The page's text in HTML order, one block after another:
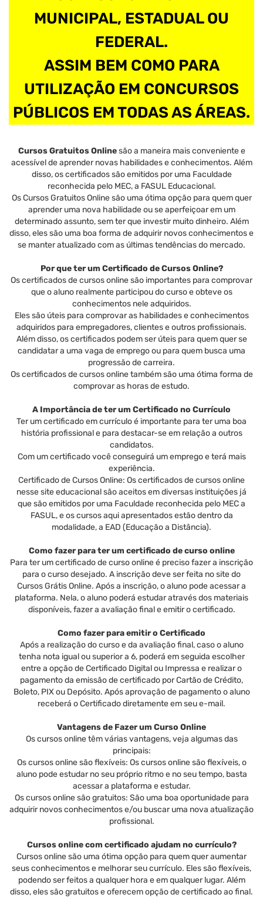
MUNICIPAL, ESTADUAL OU
FEDERAL.
ASSIM BEM COMO PARA
UTILIZAÇÃO EM CONCURSOS
PÚBLICOS EM TODAS AS ÁREAS.
Cursos Gratuitos Onlinesão a maneira mais conveniente e
acessível de aprender novas habilidades e conhecimentos. Além
disso, os certificados são emitidos por uma Faculdade
reconhecida pelo MEC, a FASUL Educacional.
Os Cursos Gratuitos Online são uma ótima opção para quem quer
aprender uma nova habilidade ou se aperfeiçoar em um
determinado assunto, sem ter que investir muito dinheiro. Além
disso, eles são uma boa forma de adquirir novos conhecimentos e
se manter atualizado com as últimas tendências do mercado.
Por que ter um Certificado de Cursos Online?
Os certificados de cursos online são importantes para comprovar
que o aluno realmente participou do curso e obteve os
conhecimentos nele adquiridos.
Eles são úteis para comprovar as habilidades e conhecimentos
adquiridos para empregadores, clientes e outros profissionais.
Além disso, os certificados podem ser úteis para quem quer se
candidatar a uma vaga de emprego ou para quem busca uma
progressão de carreira.
Os certificados de cursos online também são uma ótima forma de
comprovar as horas de estudo.
A Importância de ter um Certificado no Currículo
Ter um certificado em currículo é importante para ter uma boa
história profissional e para destacar-se em relação a outros
candidatos.
Com um certificado você conseguirá um emprego e terá mais
experiência.
Certificado de Cursos Online: Os certificados de cursos online
nesse site educacional são aceitos em diversas instituições já
que são emitidos por uma Faculdade reconhecida pelo MEC a
FASUL, e os cursos aqui apresentados estão dentro da
modalidade, a EAD (Educação a Distância).
Como fazer para ter um certificado de curso online
Para ter um certificado de curso online é preciso fazer a inscrição
para o curso desejado. A inscrição deve ser feita no site do
Cursos Grátis Online. Após a inscrição, o aluno pode acessar a
plataforma. Nela, o aluno poderá estudar através dos materiais
disponíveis, fazer a avaliação final e emitir o certificado.
Como fazer para emitir o Certificado
Após a realização do curso e da avaliação final, caso o aluno
tenha nota igual ou superior a 6, poderá em seguida escolher
entre a opção de Certificado Digital ou Impressa e realizar o
pagamento da emissão de certificado por Cartão de Crédito,
Boleto, PIX ou Depósito. Após aprovação de pagamento o aluno
receberá o Certificado diretamente em seu e-mail.
Vantagens de Fazer um Curso Online
Os cursos online têm várias vantagens, veja algumas das
principais:
Os cursos online são flexíveis: Os cursos online são flexíveis, o
aluno pode estudar no seu próprio ritmo e no seu tempo, basta
acessar a plataforma e estudar.
Os cursos online são gratuitos: São uma boa oportunidade para
adquirir novos conhecimentos e/ou buscar uma nova atualização
profissional.
Cursos online com certificado ajudam no currículo?
Cursos online são uma ótima opção para quem quer aumentar
seus conhecimentos e melhorar seu currículo. Eles são flexíveis,
podendo ser feitos a qualquer hora e em qualquer lugar. Além
disso, eles são gratuitos e oferecem opção de certificado ao final.